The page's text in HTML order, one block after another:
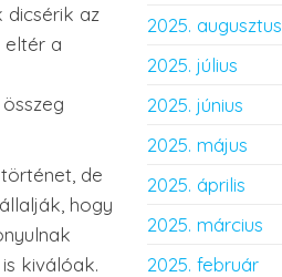
dicsérik az
eltér a
de
hogy
kiválóak.
2025. augusztus
2025. július
2025. június
2025. május
2025. április
2025. március
2025. február